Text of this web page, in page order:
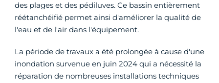
des plages et des pédiluves. Ce bassin entièrement
réétanchéifié permet ainsi d'améliorer la qualité de
l'eau et de l'air dans l'équipement.
La période de travaux a été prolongée à cause d'une
inondation survenue en juin 2024 qui a nécessité la
réparation de nombreuses installations techniques